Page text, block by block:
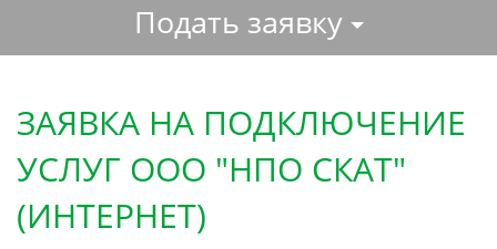
Подать заявку
ЗАЯВКА НА ПОДКЛЮЧЕНИЕ
УСЛУГ ООО "НПО СКАТ"
(ИНТЕРНЕТ)